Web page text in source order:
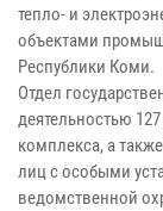
тепло- и
объектами
Республики Коми.
Отдел
деятельностью
комплекса, а
лиц с особыми
ведомственной